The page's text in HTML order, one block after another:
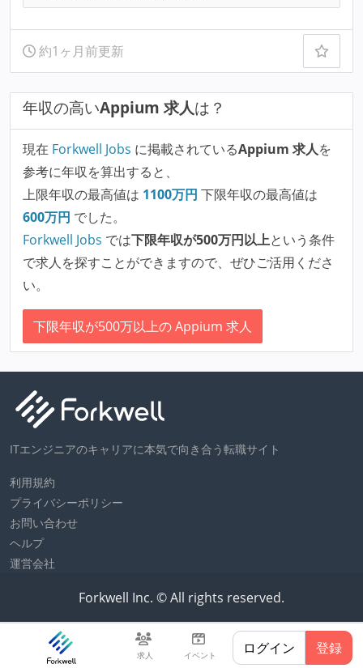
求人 イベント ログイン 登録
約1ヶ月前更新
年収の高いAppium 求人は？
現在 Forkwell Jobs に掲載されているAppium 求人を
参考に年収を算出すると、
上限年収の最高値は 1100万円 下限年収の最高値は
600万円 でした。
Forkwell Jobs では下限年収が500万円以上という条件
で求人を探すことができますので、ぜひご活用くださ
い。
下限年収が500万以上の Appium 求人
ITエンジニアのキャリアに本気で向き合う転職サイト
利用規約
プライバシーポリシー
お問い合わせ
ヘルプ
運営会社
Forkwell Inc. © All rights reserved.